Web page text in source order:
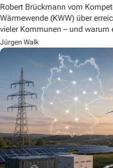
Robert Brückmann vom
Wärmewende (KWW) über
vieler Kommunen – und
Jürgen Walk